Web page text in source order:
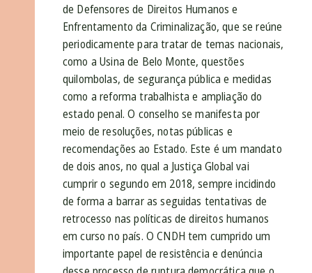
de Defensores de Direitos Humanos e
Enfrentamento da Criminalização, que se reúne
periodicamente para tratar de temas nacionais,
como a Usina de Belo Monte, questões
quilombolas, de segurança pública e medidas
como a reforma trabalhista e ampliação do
estado penal. O conselho se manifesta por
meio de resoluções, notas públicas e
recomendações ao Estado. Este é um mandato
de dois anos, no qual a Justiça Global vai
cumprir o segundo em 2018, sempre incidindo
de forma a barrar as seguidas tentativas de
retrocesso nas políticas de direitos humanos
em curso no país. O CNDH tem cumprido um
importante papel de resistência e denúncia